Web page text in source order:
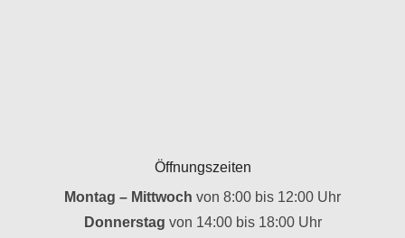
Öffnungszeiten
Montag – Mittwoch von 8:00 bis 12:00 Uhr
Donnerstag von 14:00 bis 18:00 Uhr